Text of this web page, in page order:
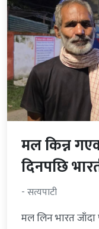
मल किन्न
दिनपछि
- सत्यपाटी
मल लिन भारत जाँदा